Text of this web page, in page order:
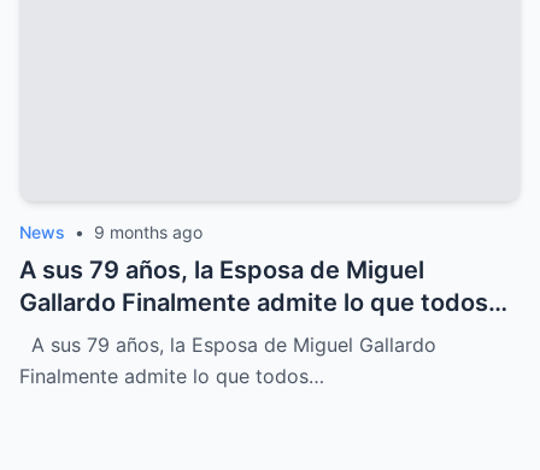
News • 9 months ago
A sus 79 años, la Esposa de Miguel
Gallardo Finalmente admite lo que todos
sospechábamos
A sus 79 años, la Esposa de Miguel Gallardo
Finalmente admite lo que todos…